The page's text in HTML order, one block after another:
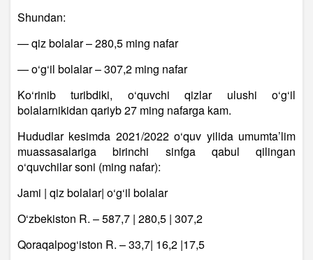
Shundan:
— qiz bolalar – 280,5 ming nafar
— o‘g‘il bolalar – 307,2 ming nafar
Ko‘rinib turibdiki, o‘quvchi qizlar ulushi o‘g‘il
bolalarnikidan qariyb 27 ming nafarga kam.
Hududlar kesimda 2021/2022 o‘quv yilida umumta’lim
muassasalariga birinchi sinfga qabul qilingan
o‘quvchilar soni (ming nafar):
Jami | qiz bolalar| o‘g‘il bolalar
O‘zbekiston R. – 587,7 | 280,5 | 307,2
Qoraqalpog‘iston R. – 33,7| 16,2 |17,5